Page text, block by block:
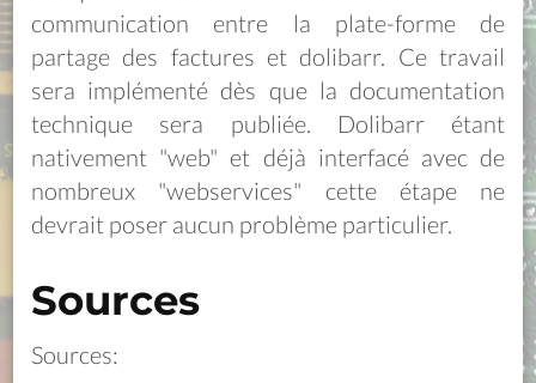
communication entre la plate-forme de
partage des factures et dolibarr. Ce travail
sera implémenté dès que la documentation
technique sera publiée. Dolibarr étant
nativement "web" et déjà interfacé avec de
nombreux "webservices" cette étape ne
devrait poser aucun problème particulier.
Sources
Sources: